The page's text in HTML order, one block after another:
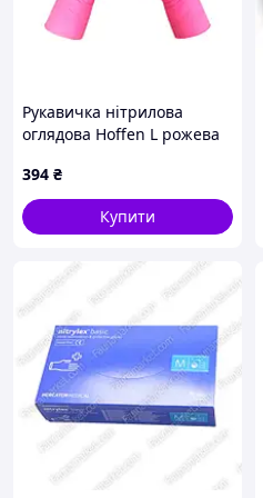
Рукавичка нітрилова
оглядова Hoffen L рожева
394 ₴
Купити